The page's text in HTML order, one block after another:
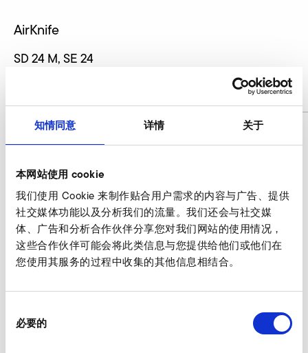
知情同意 详情 关于
本网站使用 cookie
我们使用 Cookie 来制作贴合用户需求的内容与广告、提供
社交媒体功能以及分析我们的流量。我们还会与社交媒
体、广告和分析合作伙伴分享您对我们网站的使用情况，
这些合作伙伴可能会将此类信息与您提供给他们或他们在
您使用其服务的过程中收集的其他信息相结合。
必要的
AirKnife
SD 24 M, SE 24
AirKnife
AirKnife 询价
我们的专家乐于为您服务。
此时询价
其他 附件 SD 24 M, SE 24